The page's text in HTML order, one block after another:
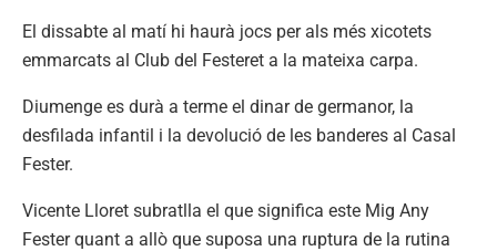
El dissabte al matí hi haurà jocs per als més xicotets
emmarcats al Club del Festeret a la mateixa carpa.
Diumenge es durà a terme el dinar de germanor, la
desfilada infantil i la devolució de les banderes al Casal
Fester.
Vicente Lloret subratlla el que significa este Mig Any
Fester quant a allò que suposa una ruptura de la rutina